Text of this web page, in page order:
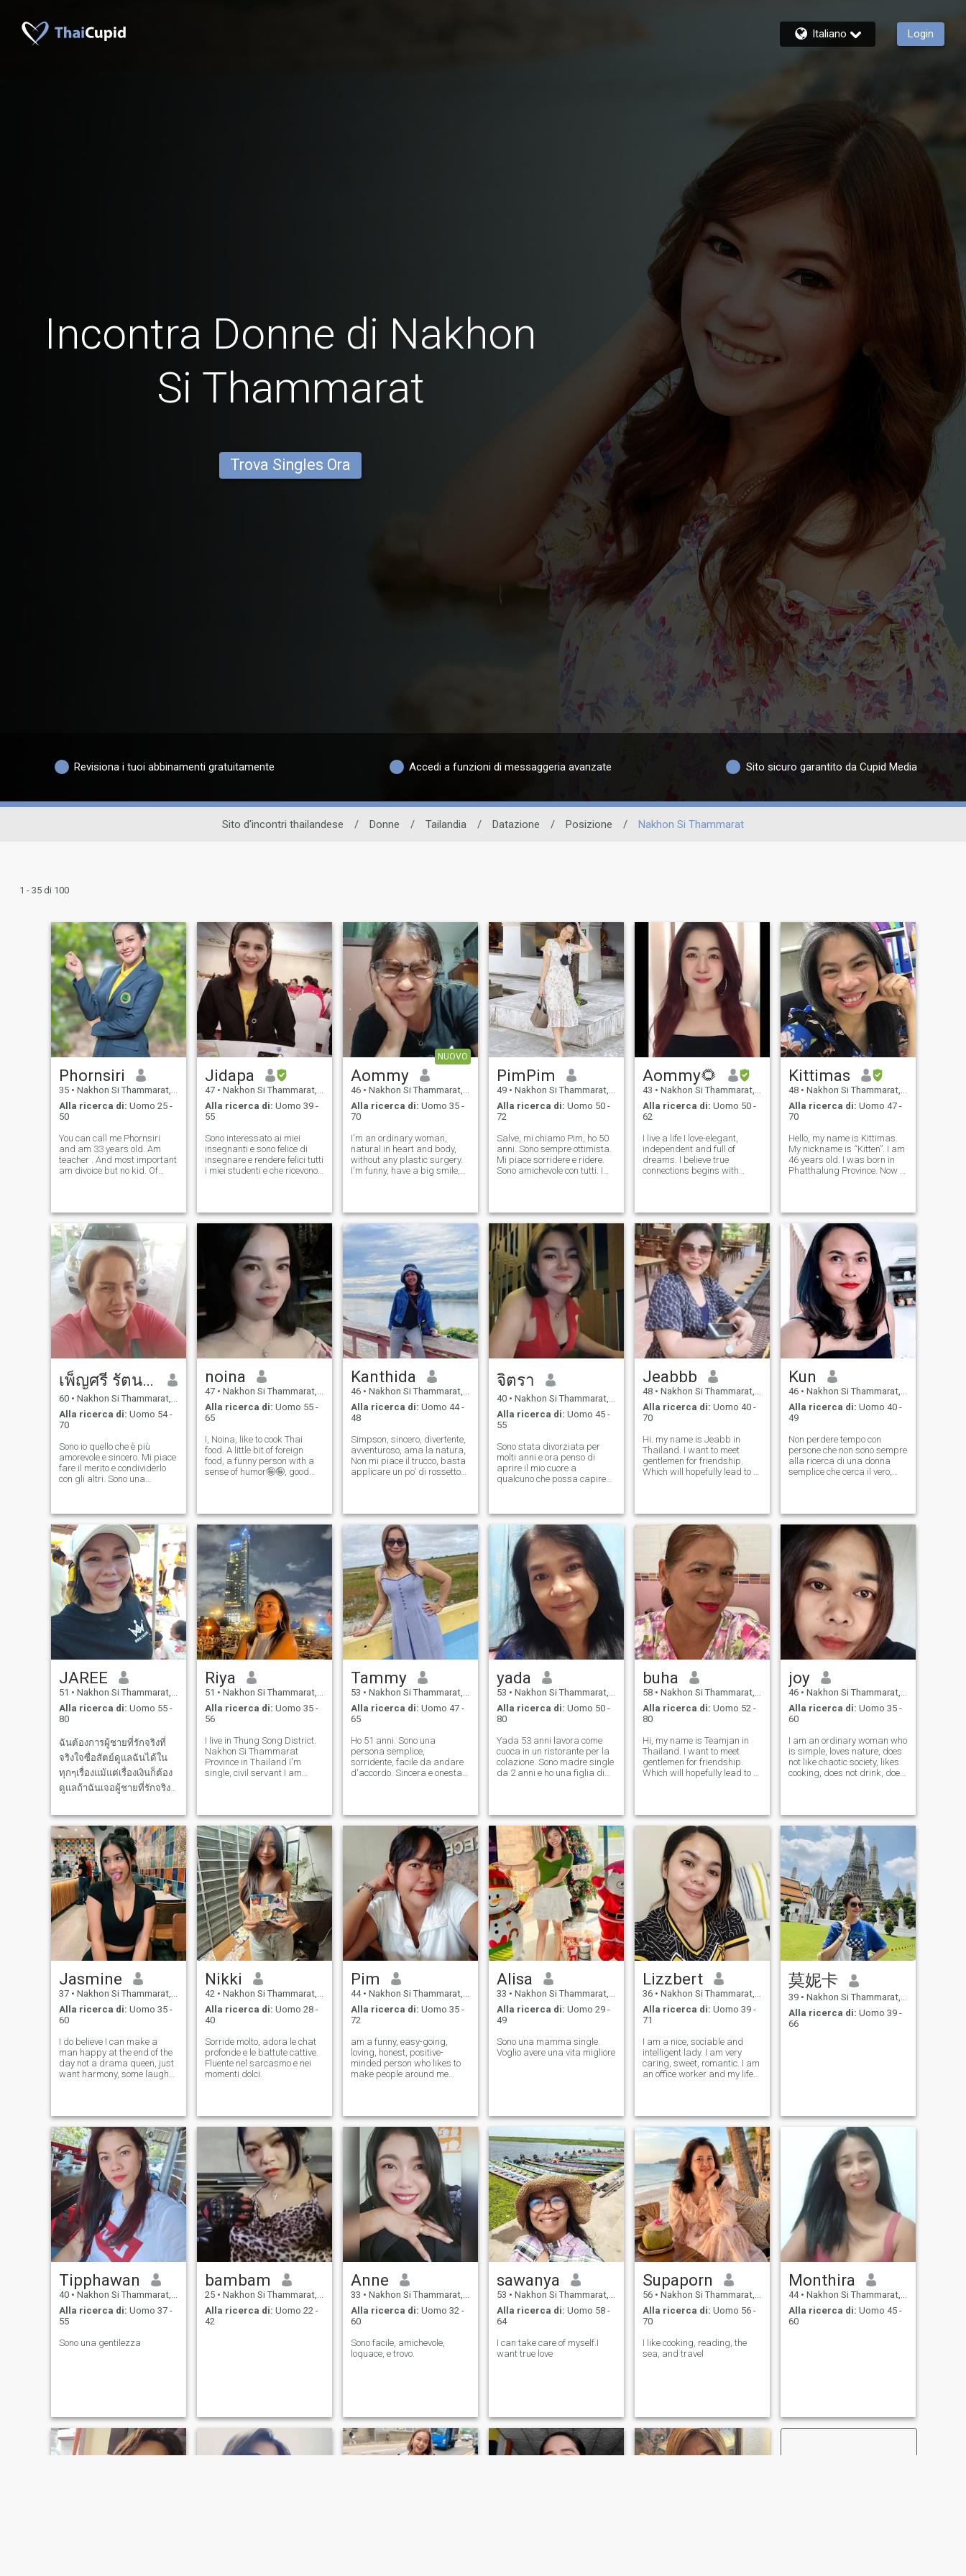
Italiano Login
Incontra Donne di Nakhon
Si Thammarat
Trova Singles Ora
Revisiona i tuoi abbinamenti gratuitamente Accedi a funzioni di messaggeria avanzate Sito sicuro garantito da Cupid Media
Sito d'incontri thailandese / Donne / Tailandia / Datazione / Posizione / Nakhon Si Thammarat
1 - 35 di 100
Phornsiri
35 • Nakhon Si Thammarat, Nakhon Si Thammarat, Thailandia
Alla ricerca di: Uomo 25 -
50
You can call me Phornsiri
and am 33 years old. Am
teacher . And most important
am divoice but no kid. Of
people who love me. More
than love. I think honest also
m
Jidapa
47 • Nakhon Si Thammarat, Nakhon Si Thammarat, Thailandia
Alla ricerca di: Uomo 39 -
55
Sono interessato ai miei
insegnanti e sono felice di
insegnare e rendere felici tutti
i miei studenti e che ricevono
ottimizzato, reattivo,
ragionevole, Ho una buona
esperienza nel mondo. Ho
una buona esperienza nel
mondo. Mi diverto, mi piace
leggere libri, giardinaggio,
placcare un fiore, fare punti
incrociati, lavorare a maglia,
cucinare, ascoltare musica,
guardare la TV e viaggiare.
Mi piace fare un merito alla
mela. Mi piace la natura, la
montagna e la spiaggia.
Sarebbe bello! Passare del
speciale. Vorrei viaggiare nei
paesi europei. Spero di
incontrare una persona
giusta qui e di poter
trascorrere del tempo felice
presto.
NUOVO
Aommy
46 • Nakhon Si Thammarat, Nakhon Si Thammarat, Thailandia
Alla ricerca di: Uomo 35 -
70
I'm an ordinary woman,
natural in heart and body,
without any plastic surgery.
I'm funny, have a big smile,
someone sincere, someone I
can talk to openly, without
PimPim
49 • Nakhon Si Thammarat, Nakhon Si Thammarat, Thailandia
Alla ricerca di: Uomo 50 -
72
Salve, mi chiamo Pim, ho 50
anni. Sono sempre ottimista.
Mi piace sorridere e ridere.
Sono amichevole con tutti. I
qualcuno. Sì, voglio
innamorarmi di qualcuno che
sia sincero e voglia ricevere il
mio amore. Per proteggerti
dagli imbroglioni, devi essere
disposto a videochiamarmi
quando abbiamo contatti.
Aommy🌻
43 • Nakhon Si Thammarat, Nakhon Si Thammarat, Thailandia
Alla ricerca di: Uomo 50 -
62
I live a life I love-elegant,
independent and full of
dreams. I believe true
connections begins with
you want and values quality
over quality we might just get
along beautiful
Kittimas
48 • Nakhon Si Thammarat, Nakhon Si Thammarat, Thailandia
Alla ricerca di: Uomo 47 -
70
Hello, my name is Kittimas.
My nickname is “Kitten”. I am
46 years old. I was born in
Phatthalung Province. Now I
by myself in a staff housing. I
am single. I never get
married
เพ็ญศรี รัตนะรัต
60 • Nakhon Si Thammarat, Nakhon Si Thammarat, Thailandia
Alla ricerca di: Uomo 54 -
70
Sono io quello che è più
amorevole e sincero. Mi piace
fare il merito e condividerlo
con gli altri. Sono una
sono una buona fede, sono
molto responsabile, voglio i
miei amici, il mio partner
felice, il mio partner lutto, mi
prenderò cura l'uno dell'altro
il più possibile.
noina
47 • Nakhon Si Thammarat, Nakhon Si Thammarat, Thailandia
Alla ricerca di: Uomo 55 -
65
I, Noina, like to cook Thai
food. A little bit of foreign
food, a funny person with a
sense of humor🤪🤪, good
hot. I've lived with it since I
was born.
Kanthida
46 • Nakhon Si Thammarat, Nakhon Si Thammarat, Thailandia
Alla ricerca di: Uomo 44 -
48
Simpson, sincero, divertente,
avventuroso, ama la natura,
Non mi piace il trucco, basta
applicare un po' di rossetto
lusso.
จิตรา
40 • Nakhon Si Thammarat, Nakhon Si Thammarat, Thailandia
Alla ricerca di: Uomo 45 -
55
Sono stata divorziata per
molti anni e ora penso di
aprire il mio cuore a
qualcuno che possa capire
Jeabbb
48 • Nakhon Si Thammarat, Nakhon Si Thammarat, Thailandia
Alla ricerca di: Uomo 40 -
70
Hi. my name is Jeabb in
Thailand. I want to meet
gentlemen for friendship.
Which will hopefully lead to a
standing. If you are
interested in getting to know
me and developing a rel
Kun
46 • Nakhon Si Thammarat, Nakhon Si Thammarat, Thailandia
Alla ricerca di: Uomo 40 -
49
Non perdere tempo con
persone che non sono sempre
alla ricerca di una donna
semplice che cerca il vero,
all'altezza. ❣ ️ capire l'amore
a distanza
JAREE
51 • Nakhon Si Thammarat, Nakhon Si Thammarat, Thailandia
Alla ricerca di: Uomo 55 -
80
ฉันต้องการผู้ชายที่รักจริงที่
จริงใจซื่อสัตย์ดูแลฉันได้ใน
ทุกๆเรื่องแม้แต่เรื่องเงินก็ต้อง
ดูแลถ้าฉันเจอผู้ชายที่รักจริง
เอาใจใส่ทุกอย่างเหมือนกัน I
want a man who is honest
and sincere and takes care
of me in every matter, eve
Riya
51 • Nakhon Si Thammarat, Nakhon Si Thammarat, Thailandia
Alla ricerca di: Uomo 35 -
56
I live in Thung Song District.
Nakhon Si Thammarat
Province in Thailand I'm
single, civil servant I am
new things. I am a fun loving
person. I'm looking for
Tammy
53 • Nakhon Si Thammarat, Nakhon Si Thammarat, Thailandia
Alla ricerca di: Uomo 47 -
65
Ho 51 anni. Sono una
persona semplice,
sorridente, facile da andare
d'accordo. Sincera e onesta.
cercando un uomo gentile,
caldo, onesto e Cerca un
uomo che sia caldo, sincero,
onorifico, amico, facile da
sorridere, Non mi piacciono i
bevitori pesanti, non mi
piacciono le persone flirtate
più importanti, amarsi e
rispettarsi a vicenda, e spero
di incontrare quell'uomo qui.*
se non lo siete, vi prego di non
salutare. Perché non otterrete
nulla da me*
yada
53 • Nakhon Si Thammarat, Nakhon Si Thammarat, Thailandia
Alla ricerca di: Uomo 50 -
80
Yada 53 anni lavora come
cuoca in un ristorante per la
colazione. Sono madre single
da 2 anni e ho una figlia di
senza una giornata libera.
Sto cercando un compagno
di vita.
buha
58 • Nakhon Si Thammarat, Nakhon Si Thammarat, Thailandia
Alla ricerca di: Uomo 52 -
80
Hi, my name is Teamjan in
Thailand. I want to meet
gentlemen for friendship.
Which will hopefully lead to a
you are interested in getting
to know me and developing
joy
46 • Nakhon Si Thammarat, Nakhon Si Thammarat, Thailandia
Alla ricerca di: Uomo 35 -
60
I am an ordinary woman who
is simple, loves nature, does
not like chaotic society, likes
cooking, does not drink, does
likes life in the countryside I
am looking for a seri
Jasmine
37 • Nakhon Si Thammarat, Nakhon Si Thammarat, Thailandia
Alla ricerca di: Uomo 35 -
60
I do believe I can make a
man happy at the end of the
day not a drama queen, just
want harmony, some laugh
Nikki
42 • Nakhon Si Thammarat, Nakhon Si Thammarat, Thailandia
Alla ricerca di: Uomo 28 -
40
Sorride molto, adora le chat
profonde e le battute cattive.
Fluente nel sarcasmo e nei
momenti dolci.
Pim
44 • Nakhon Si Thammarat, Nakhon Si Thammarat, Thailandia
Alla ricerca di: Uomo 35 -
72
am a funny, easy-going,
loving, honest, positive-
minded person who likes to
make people around me
Alisa
33 • Nakhon Si Thammarat, Nakhon Si Thammarat, Thailandia
Alla ricerca di: Uomo 29 -
49
Sono una mamma single.
Voglio avere una vita migliore
Lizzbert
36 • Nakhon Si Thammarat, Nakhon Si Thammarat, Thailandia
Alla ricerca di: Uomo 39 -
71
I am a nice, sociable and
intelligent lady. I am very
caring, sweet, romantic. I am
an office worker and my life
little. I am ready and strive
for a simple life.
莫妮卡
39 • Nakhon Si Thammarat, Nakhon Si Thammarat, Thailandia
Alla ricerca di: Uomo 39 -
66
Tipphawan
40 • Nakhon Si Thammarat, Nakhon Si Thammarat, Thailandia
Alla ricerca di: Uomo 37 -
55
Sono una gentilezza
bambam
25 • Nakhon Si Thammarat, Nakhon Si Thammarat, Thailandia
Alla ricerca di: Uomo 22 -
42
Anne
33 • Nakhon Si Thammarat, Nakhon Si Thammarat, Thailandia
Alla ricerca di: Uomo 32 -
60
Sono facile, amichevole,
loquace, e trovo.
sawanya
53 • Nakhon Si Thammarat, Nakhon Si Thammarat, Thailandia
Alla ricerca di: Uomo 58 -
64
I can take care of myself.I
want true love
Supaporn
56 • Nakhon Si Thammarat, Nakhon Si Thammarat, Thailandia
Alla ricerca di: Uomo 56 -
70
I like cooking, reading, the
sea, and travel
Monthira
44 • Nakhon Si Thammarat, Nakhon Si Thammarat, Thailandia
Alla ricerca di: Uomo 45 -
60